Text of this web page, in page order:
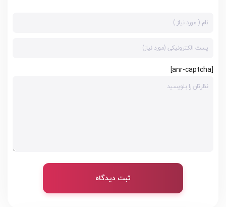
[anr-captcha]
ثبت دیدگاه